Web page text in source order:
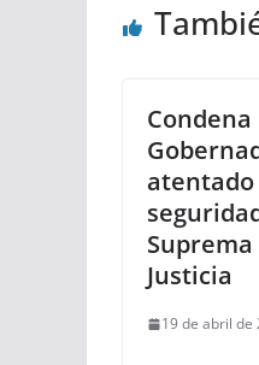
Condena
atentado
Justicia
19 de abril de